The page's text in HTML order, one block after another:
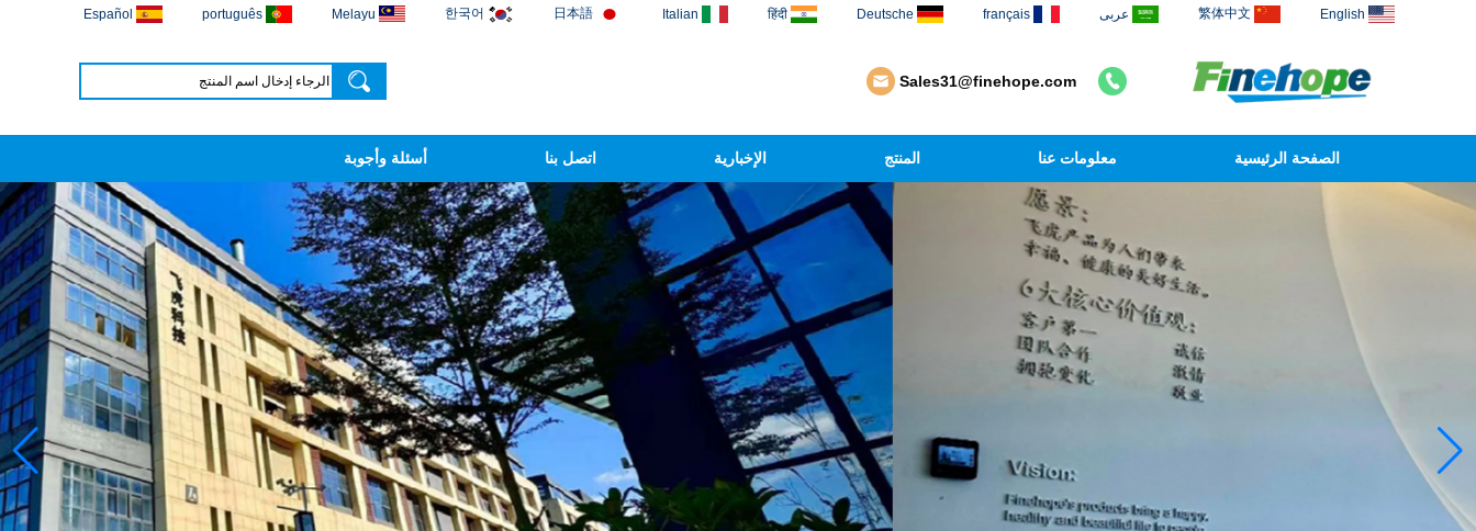
English
繁体中文 عربى français
Deutsche
हिंदी
Italian
日本語
한국어
Melayu
português
Español
Sales31@finehope.com
الصفحة الرئيسية معلومات عنا المنتج الإخبارية اتصل بنا أسئلة وأجوبة